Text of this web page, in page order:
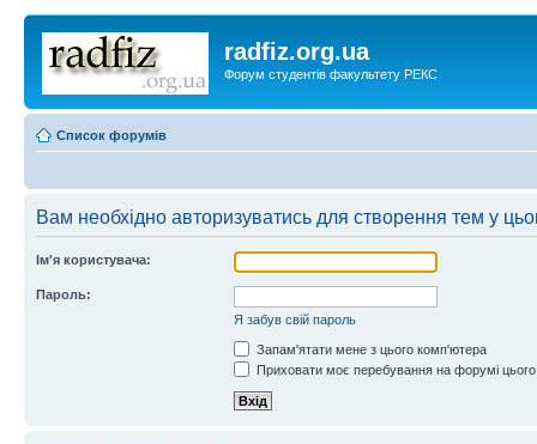
radfiz.org.ua
Форум студентів факультету РЕКС
Список форумів
Вам необхідно авторизуватись для створення тем у
Ім'я користувача:
Пароль:
Я забув свій пароль
Запам'ятати мене з цього комп'ютера
Приховати моє перебування на форумі